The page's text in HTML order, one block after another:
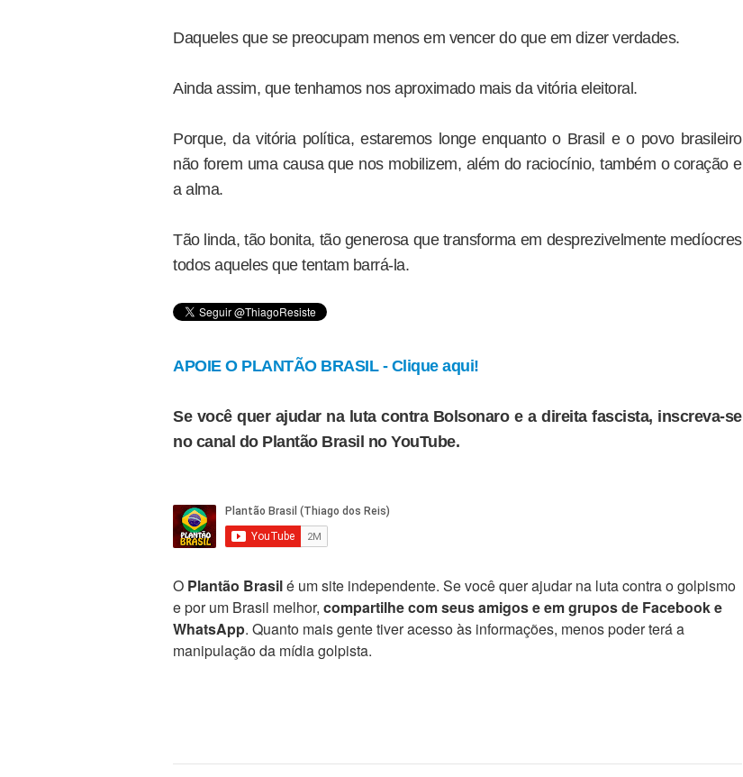
Daqueles que se preocupam menos em vencer do que em dizer verdades.
Ainda assim, que tenhamos nos aproximado mais da vitória eleitoral.
Porque, da vitória política, estaremos longe enquanto o Brasil e o povo brasileiro
não forem uma causa que nos mobilizem, além do raciocínio, também o coração e
a alma.
Tão linda, tão bonita, tão generosa que transforma em desprezivelmente medíocres
todos aqueles que tentam barrá-la.
APOIE O PLANTÃO BRASIL - Clique aqui!
Se você quer ajudar na luta contra Bolsonaro e a direita fascista, inscreva-se
no canal do Plantão Brasil no YouTube.
O Plantão Brasilé um site independente. Se você quer ajudar na luta contra o golpismo
e por um Brasil melhor, compartilhe com seus amigos e em grupos de Facebook e
WhatsApp. Quanto mais gente tiver acesso às informações, menos poder terá a
manipulação da mídia golpista.